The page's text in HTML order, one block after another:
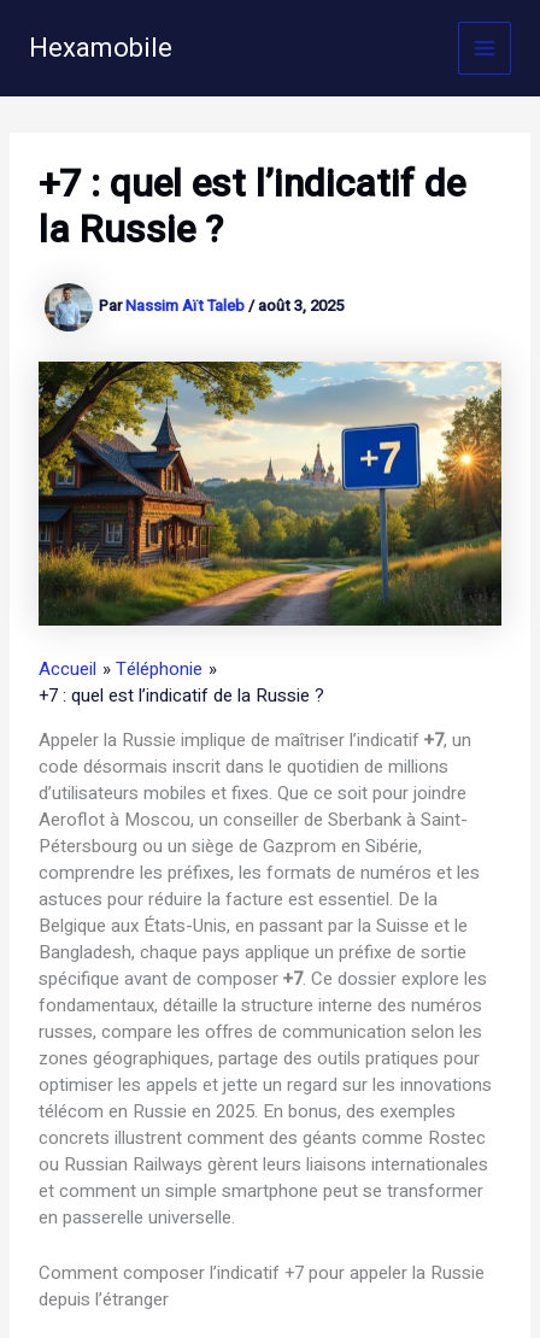
contenuHexamobile
+7 : quel est l’indicatif de
la Russie ?
ParNassim Aït Taleb/août 3, 2025
Accueil
Téléphonie
+7 : quel est l’indicatif de la Russie ?
Appeler la Russie implique de maîtriser l’indicatif+7, un
code désormais inscrit dans le quotidien de millions
d’utilisateurs mobiles et fixes. Que ce soit pour joindre
Aeroflot à Moscou, un conseiller de Sberbank à Saint-
Pétersbourg ou un siège de Gazprom en Sibérie,
comprendre les préfixes, les formats de numéros et les
astuces pour réduire la facture est essentiel. De la
Belgique aux États-Unis, en passant par la Suisse et le
Bangladesh, chaque pays applique un préfixe de sortie
spécifique avant de composer+7. Ce dossier explore les
fondamentaux, détaille la structure interne des numéros
russes, compare les offres de communication selon les
zones géographiques, partage des outils pratiques pour
optimiser les appels et jette un regard sur les innovations
télécom en Russie en 2025. En bonus, des exemples
concrets illustrent comment des géants comme Rostec
ou Russian Railways gèrent leurs liaisons internationales
et comment un simple smartphone peut se transformer
en passerelle universelle.
Comment composer l’indicatif +7 pour appeler la Russie
depuis l’étranger